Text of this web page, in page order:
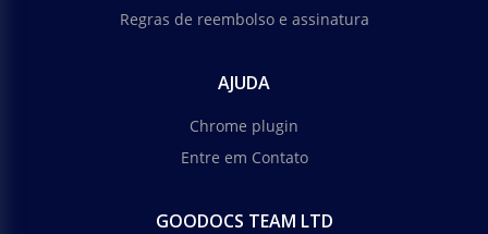
Regras de reembolso e assinatura
AJUDA
Chrome plugin
Entre em Contato
GOODOCS TEAM LTD